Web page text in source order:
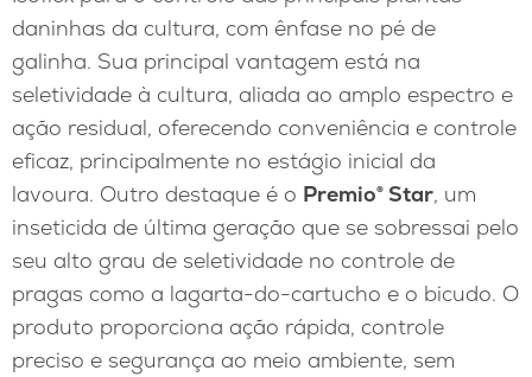
daninhas da cultura, com ênfase no pé de
galinha. Sua principal vantagem está na
seletividade à cultura, aliada ao amplo espectro e
ação residual, oferecendo conveniência e controle
eficaz, principalmente no estágio inicial da
lavoura. Outro destaque é o Premio® Star, um
inseticida de última geração que se sobressai pelo
seu alto grau de seletividade no controle de
pragas como a lagarta-do-cartucho e o bicudo. O
produto proporciona ação rápida, controle
preciso e segurança ao meio ambiente, sem